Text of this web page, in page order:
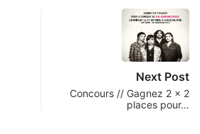
Next Post
Concours // Gagnez 2 x 2
places pour…